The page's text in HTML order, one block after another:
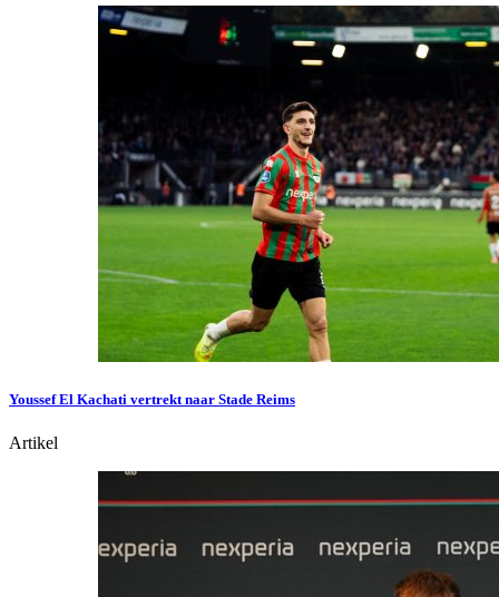
Youssef El Kachati vertrekt naar Stade Reims
Artikel